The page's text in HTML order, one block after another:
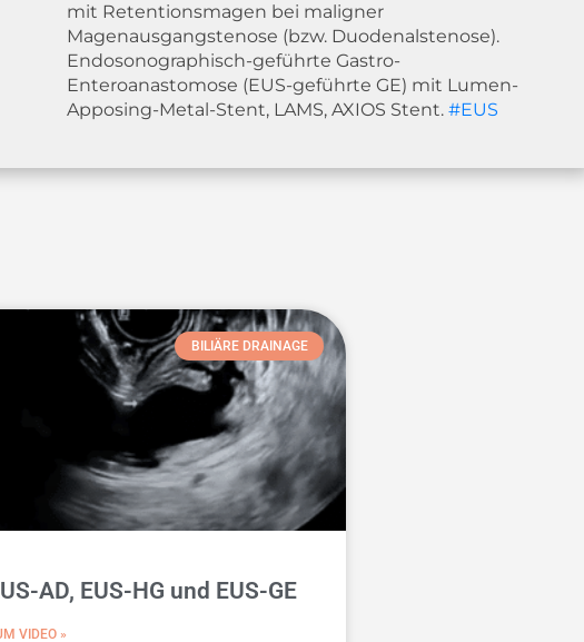
mit Retentionsmagen bei maligner
Magenausgangstenose (bzw. Duodenalstenose).
Endosonographisch-geführte Gastro-
Enteroanastomose (EUS-geführte GE) mit Lumen-
Apposing-Metal-Stent, LAMS, AXIOS Stent.#EUS
BILIÄRE DRAINAGE
AD, EUS-HG und EUS-GE
VIDEO »